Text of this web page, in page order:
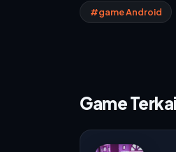
#game Android
Game